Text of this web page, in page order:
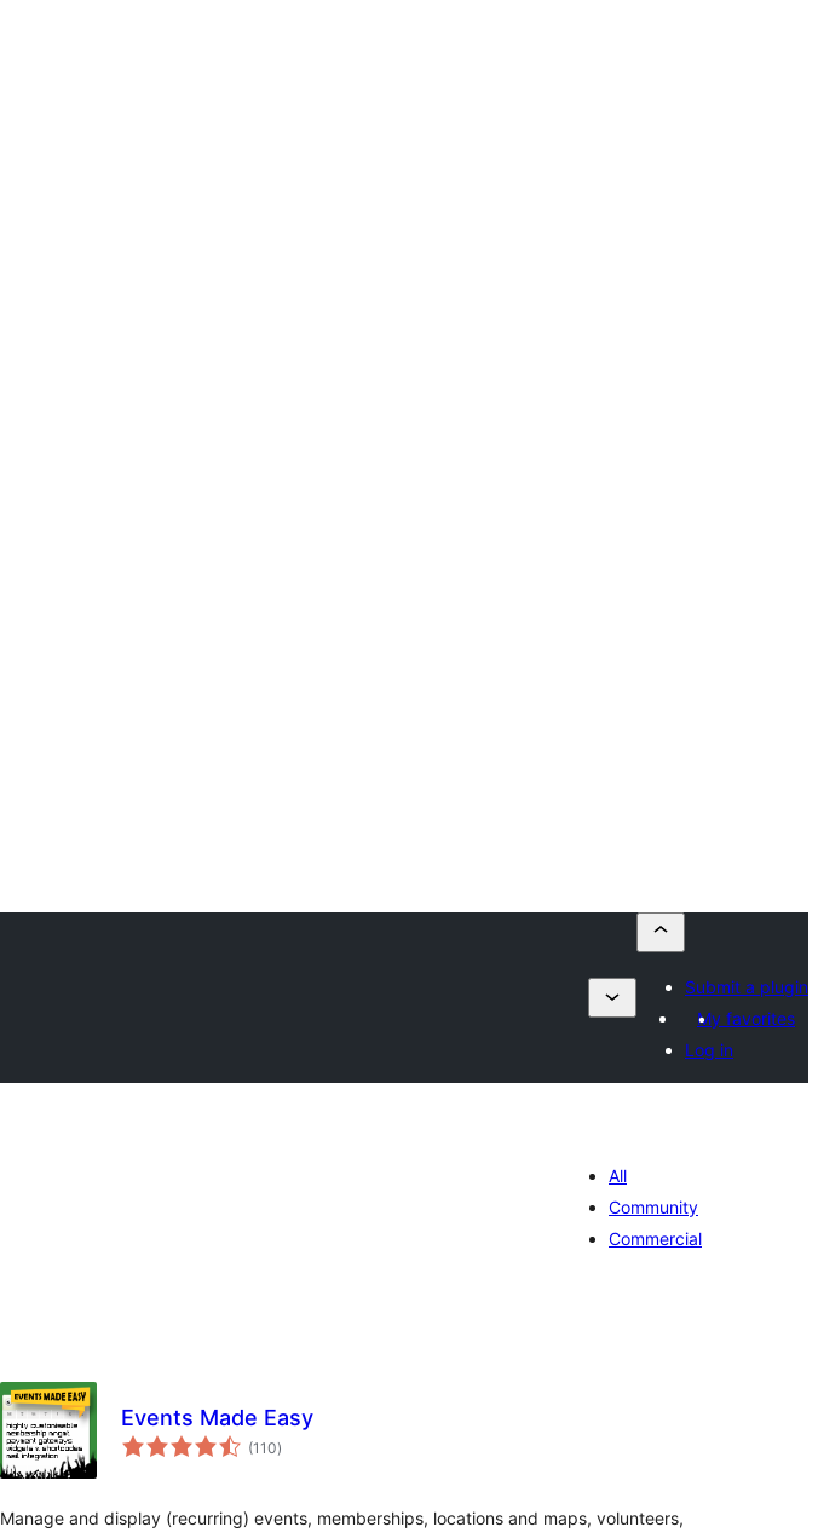
Submit a plugin
My favorites
Log in
All
Community
Commercial
Events Made Easy
(110avaliações
totais
)
Manage and display (recurring) events, memberships, locations and maps, volunteers,